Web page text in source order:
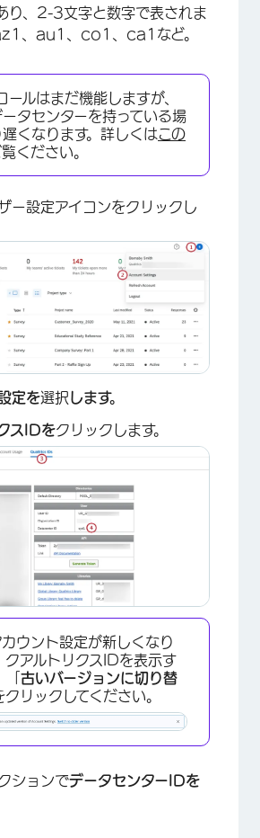
×
×
り、2-3文字と数字で表されま
、au1、co1、ca1など。
ールはまだ機能しますが、
タセンターを持っている場
くなります。詳しくはこの
ください。
ー設定アイコンをクリックし
定を選択します。
スIDをクリックします。
カウント設定が新しくなり
クアルトリクスIDを表示す
古いバージョンに切り替
クリックしてください。
ションでデータセンターIDを